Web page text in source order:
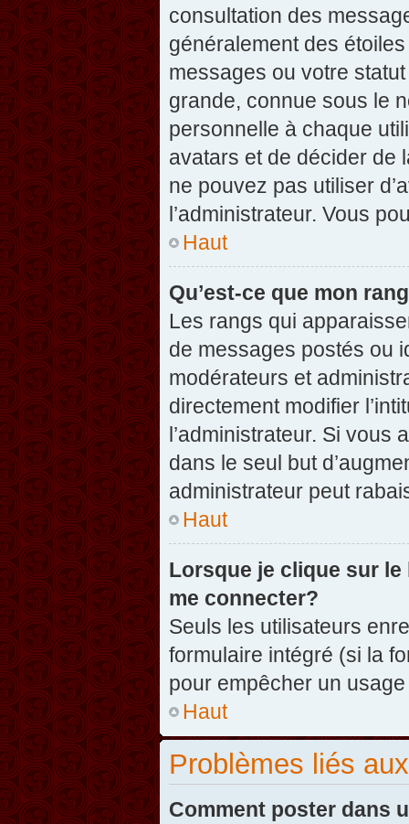
consultation des
généralement des
messages ou votre
grande, connue sous le
personnelle à chaque
avatars et de décider de
ne pouvez pas utiliser
l’administrateur. Vous
Haut
Qu’est-ce que mon
Les rangs qui
de messages postés ou
modérateurs et
directement modifier
l’administrateur. Si vous
dans le seul but
administrateur peut
Haut
Lorsque je clique sur
me connecter?
Seuls les utilisateurs
formulaire intégré (si la
pour empêcher un
Haut
Problèmes liés
Comment poster dans